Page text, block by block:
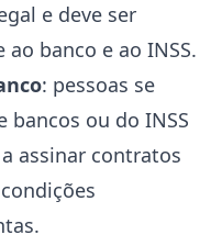
e deve ser
banco e ao INSS.
: pessoas se
bancos ou do INSS
assinar contratos